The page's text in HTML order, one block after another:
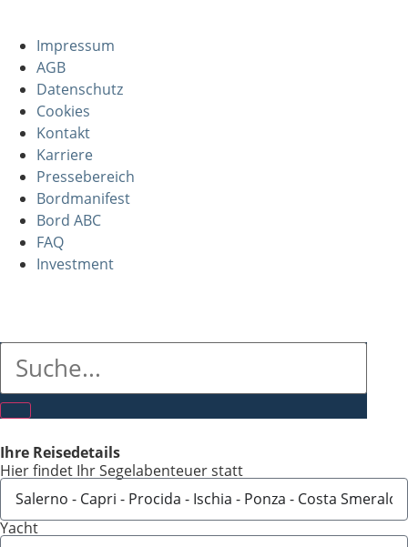
Impressum
AGB
Datenschutz
Cookies
Kontakt
Karriere
Pressebereich
Bordmanifest
Bord ABC
FAQ
Investment
Ihre Reisedetails
Hier findet Ihr Segelabenteuer statt
Yacht